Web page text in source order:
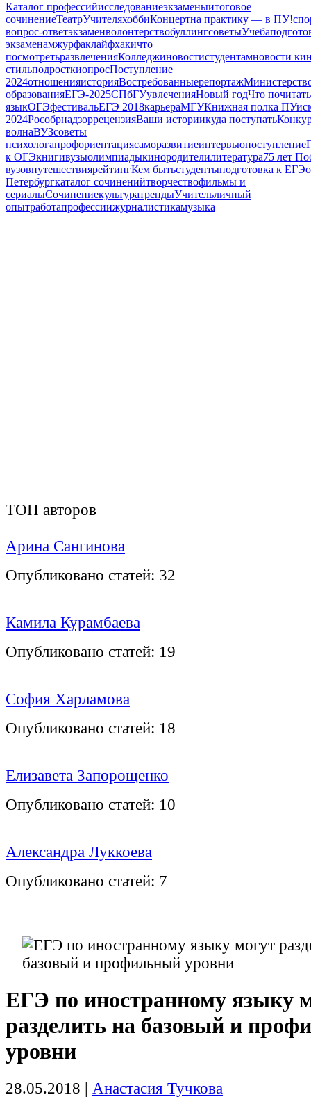
Каталог профессийисследованиеэкзаменыитоговое
сочинениеТеатрУчителяхоббиКонцертна практику — в ПУ!
вопрос-ответэкзаменволонтерствобуллингсоветыУчеба
экзаменамжурфаклайфхакичто
посмотретьразвлеченияКолледжиновостистудентамновости
стильподросткиопросПоступление
2024отношенияисторияВостребованныерепортаж
образованияЕГЭ-2025СПбГУувлеченияНовый годЧто почитать
языкОГЭфестивальЕГЭ 2018карьераМГУКнижная полка ПУ
2024РособрнадзоррецензияВаши историикуда поступать
волнаВУЗсоветы
психологапрофориентациясаморазвитиеинтервьюпоступление
к ОГЭкнигивузыолимпиадыкинородителилитература75 лет
вузовпутешествиярейтингКем бытьстудентыподготовка к ЕГЭ
Петербургкаталог сочиненийтворчествофильмы и
сериалыСочинениекультуратрендыУчительличный
опытработапрофессиижурналистикамузыка
ТОП авторов
Арина Сангинова
Опубликовано статей: 32
Камила Курамбаева
Опубликовано статей: 19
София Харламова
Опубликовано статей: 18
Елизавета Запорощенко
Опубликовано статей: 10
Александра Луккоева
Опубликовано статей: 7
ЕГЭ по иностранному языку
разделить на базовый и
уровни
28.05.2018 | Анастасия Тучкова